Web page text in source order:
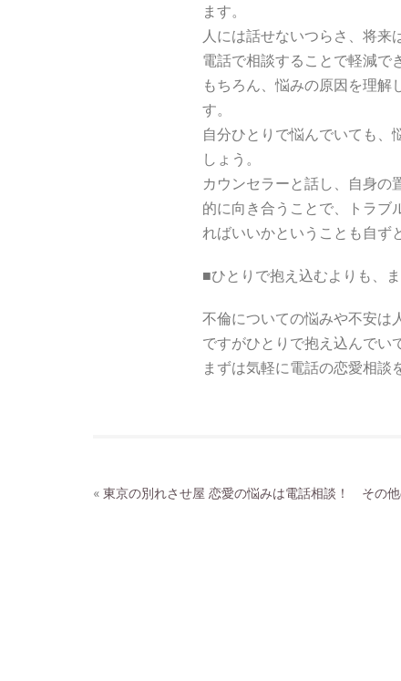
ます。
人には話せないつらさ、将来
電話で相談することで軽減で
もちろん、悩みの原因を理
す。
自分ひとりで悩んでいても、
しょう。
カウンセラーと話し、自身の
的に向き合うことで、トラブ
ればいいかということも自ず
■ひとりで抱え込むよりも、
不倫についての悩みや不安は
ですがひとりで抱え込んでい
まずは気軽に電話の恋愛相談
« 東京の別れさせ屋 恋愛の悩みは電話相談！ その